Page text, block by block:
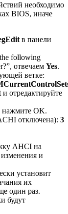
необходимо
BIOS, иначе
в панели
following
отвечаем Yes.
ветке:
и отредактируйте
нажмите OK.
отключена): 3
AHCI на
и
установит
их
один раз.
будут